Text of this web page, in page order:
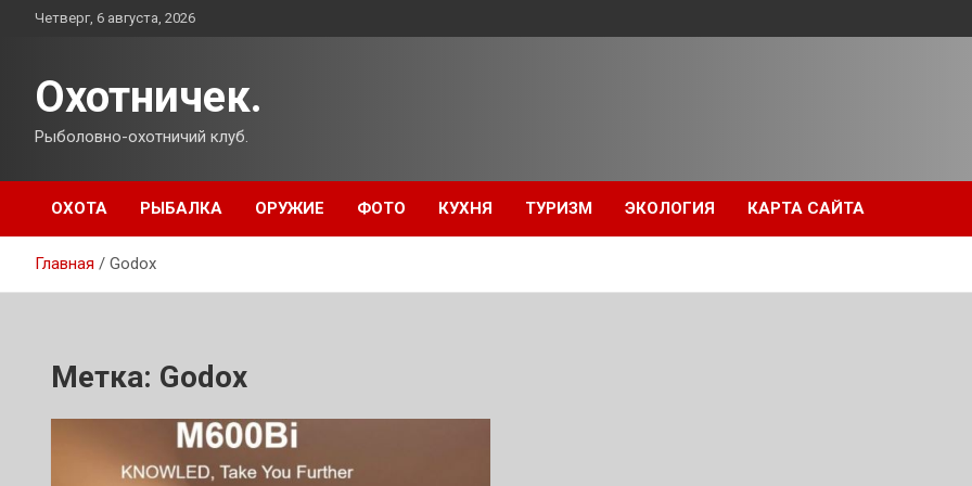
ПерейтиЧетверг, 6 августа, 2026
Охотничек.
Рыболовно-охотничий клуб.
ОХОТА РЫБАЛКА ОРУЖИЕ ФОТО КУХНЯ ТУРИЗМ ЭКОЛОГИЯ КАРТА САЙТА
Главная Godox
Метка: Godox